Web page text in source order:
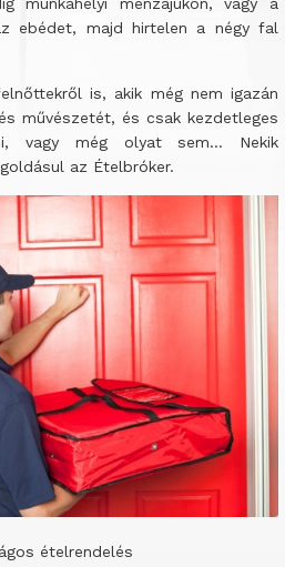
ebédet, majd hirtelen a négy fal
is, akik még nem igazán
művészetét, és csak kezdetleges
vagy még olyat sem… Nekik
az Ételbróker.
ételrendelés